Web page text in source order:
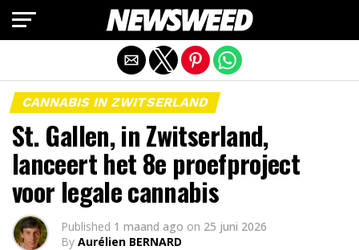
CANNABIS IN ZWITSERLAND
St. Gallen, in Zwitserland,
lanceert het 8e proefproject
voor legale cannabis
Published 1 maand ago on 25 juni 2026
By Aurélien BERNARD
Mobiele versie afsluiten